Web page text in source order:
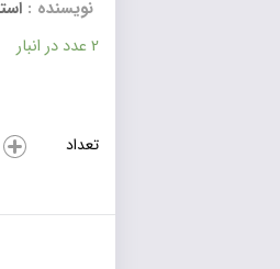
نویسنده :استیو تولتز
کتاب
هرچه